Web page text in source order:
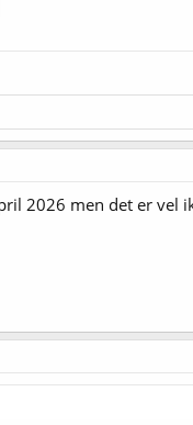
2026 men det er vel